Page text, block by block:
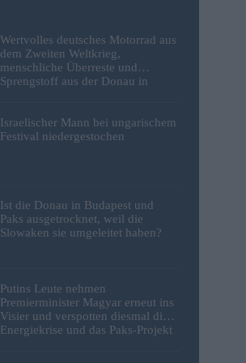
Wertvolles deutsches Motorrad aus
dem Zweiten Weltkrieg,
menschliche Überreste und
Sprengstoff aus der Donau in
Israelischer Mann bei ungarischem
Festival niedergestochen
Ist die Donau in Budapest und
Paks ausgetrocknet, weil die
Slowaken sie umgeleitet haben?
Putins Leute nehmen
Premierminister Magyar erneut ins
Visier und verspotten diesmal die
Energiekrise und das Paks-Projekt